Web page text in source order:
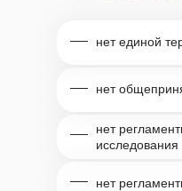
нет
нет
исследования
нет
нет единой